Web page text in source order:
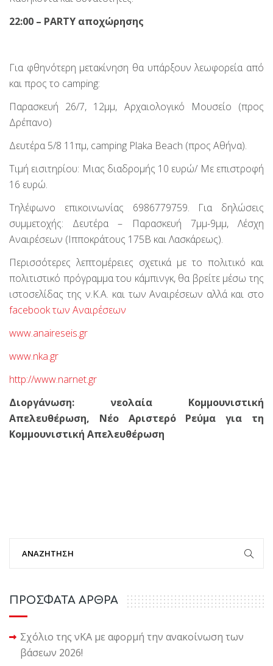
22:00 – PARTY αποχώρησης
Για φθηνότερη μετακίνηση θα υπάρξουν λεωφορεία από
και προς το camping:
Παρασκευή 26/7, 12μμ, Αρχαιολογικό Μουσείο (προς
Δρέπανο)
Δευτέρα 5/8 11πμ, camping Plaka Beach (προς Αθήνα).
Τιμή εισιτηρίου: Μιας διαδρομής 10 ευρώ/ Με επιστροφή
16 ευρώ.
Τηλέφωνο επικοινωνίας 6986779759. Για δηλώσεις
συμμετοχής: Δευτέρα – Παρασκευή 7μμ-9μμ, Λέσχη
Αναιρέσεων (Ιπποκράτους 175Β και Λασκάρεως).
Περισσότερες λεπτομέρειες σχετικά με το πολιτικό και
πολιτιστικό πρόγραμμα του κάμπινγκ, θα βρείτε μέσω της
ιστοσελίδας της ν.Κ.Α. και των Αναιρέσεων αλλά και στο
facebook των Αναιρέσεων
www.anaireseis.gr
www.nka.gr
http://www.narnet.gr
Διοργάνωση: νεολαία Κομμουνιστική
Απελευθέρωση, Νέο Αριστερό Ρεύμα για τη
Κομμουνιστική Απελευθέρωση
ΠΡΟΣΦΑΤΑ ΑΡΘΡΑ
Σχόλιο της νΚΑ με αφορμή την ανακοίνωση των
βάσεων 2026!